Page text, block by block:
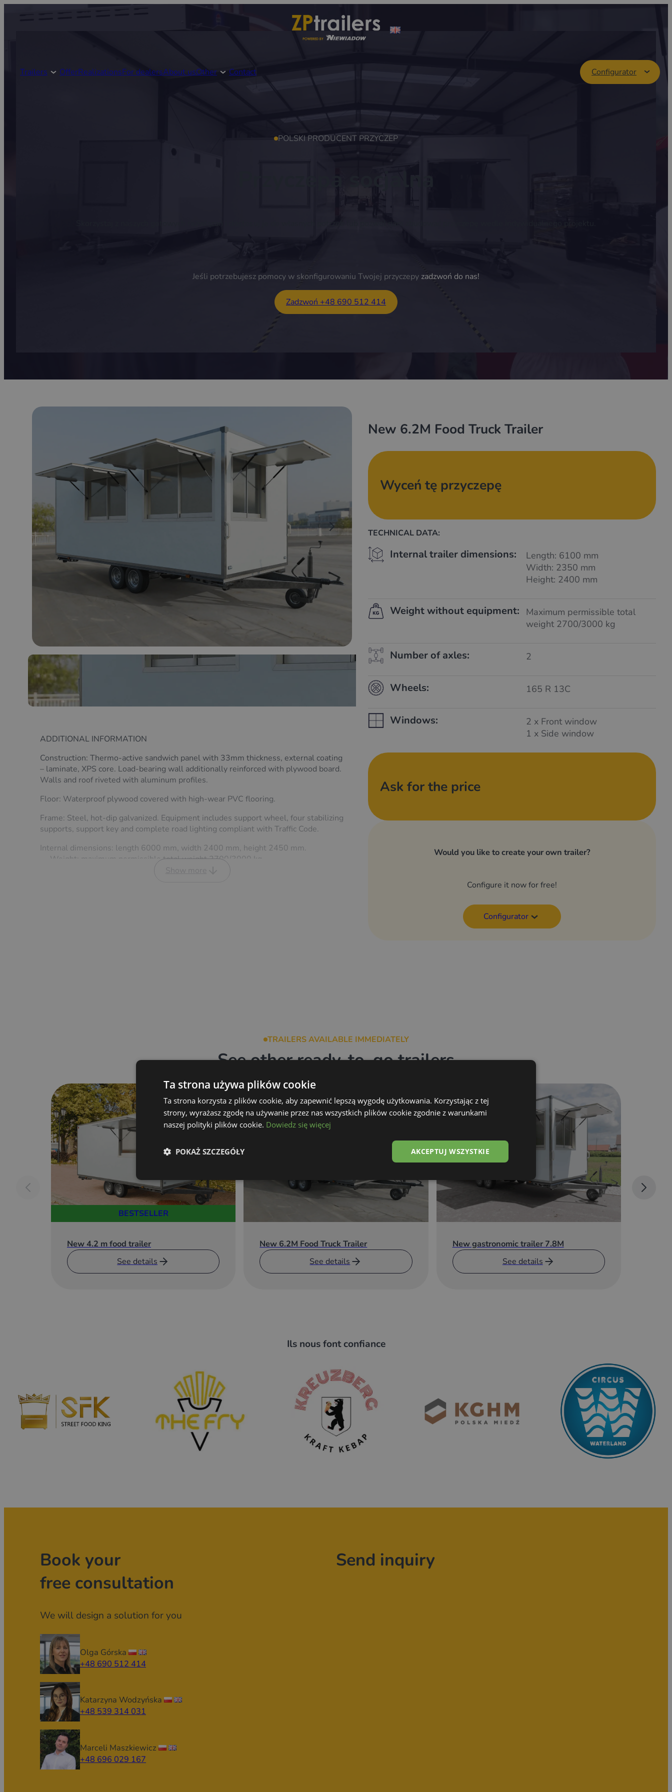
Trailers OfferRealizationsFor dealersAbout usOther Contact Configurator
POLSKI PRODUCENT PRZYCZEP
Jeśli potrzebujesz pomocy w skonfigurowaniu Twojej przyczepy zadzwoń do nas!
Zadzwoń +48 690 512 414
ADDITIONAL INFORMATION
Construction: Thermo-active sandwich panel with 33mm thickness, external coating
– laminate, XPS core. Load-bearing wall additionally reinforced with plywood board.
Walls and roof riveted with aluminum profiles.
Floor: Waterproof plywood covered with high-wear PVC flooring.
Frame: Steel, hot-dip galvanized. Equipment includes support wheel, four stabilizing
supports, support key and complete road lighting compliant with Traffic Code.
Internal dimensions: length 6000 mm, width 2400 mm, height 2450 mm.
→ Weight: maximum permissible total weight 2700/3000 kg.
Show more
New 6.2M Food Truck Trailer
Wyceń tę przyczepę
TECHNICAL DATA:
Internal trailer dimensions:
Length: 6100 mm
Width: 2350 mm
Height: 2400 mm
Weight without equipment:
Maximum permissible total
weight 2700/3000 kg
Number of axles: 2
Wheels: 165 R 13C
Windows:
2 x Front window
1 x Side window
Ask for the price
Would you like to create your own trailer?
Configure it now for free!
Configurator
TRAILERS AVAILABLE IMMEDIATELY
See other ready-to-go trailers
BESTSELLER
New 4.2 m food trailer
See details
New 6.2M Food Truck Trailer
See details
New gastronomic trailer 7.8M
See details
Ils nous font confiance
Book your
free consultation
We will design a solution for you
Olga Górska
+48 690 512 414
Katarzyna Wodzyńska
+48 539 314 031
Marceli Maszkiewicz
+48 696 029 167
Send inquiry
Ta strona używa plików cookie
Ta strona korzysta z plików cookie, aby zapewnić lepszą wygodę użytkowania. Korzystając z tej
strony, wyrażasz zgodę na używanie przez nas wszystkich plików cookie zgodnie z warunkami
naszej polityki plików cookie. Dowiedz się więcej
AKCEPTUJ WSZYSTKIE
POKAŻ SZCZEGÓŁY